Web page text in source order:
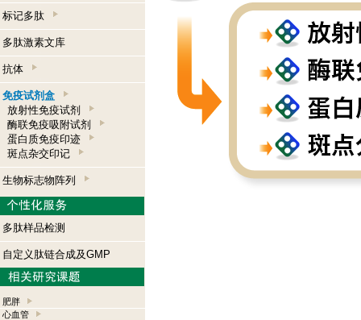
标记多肽
多肽激素文库
抗体
免疫试剂盒
放射性免疫试剂
酶联免疫吸附试剂
蛋白质免疫印迹
斑点杂交印记
生物标志物阵列
多肽样品检测
自定义肽链合成及GMP
肥胖
心血管